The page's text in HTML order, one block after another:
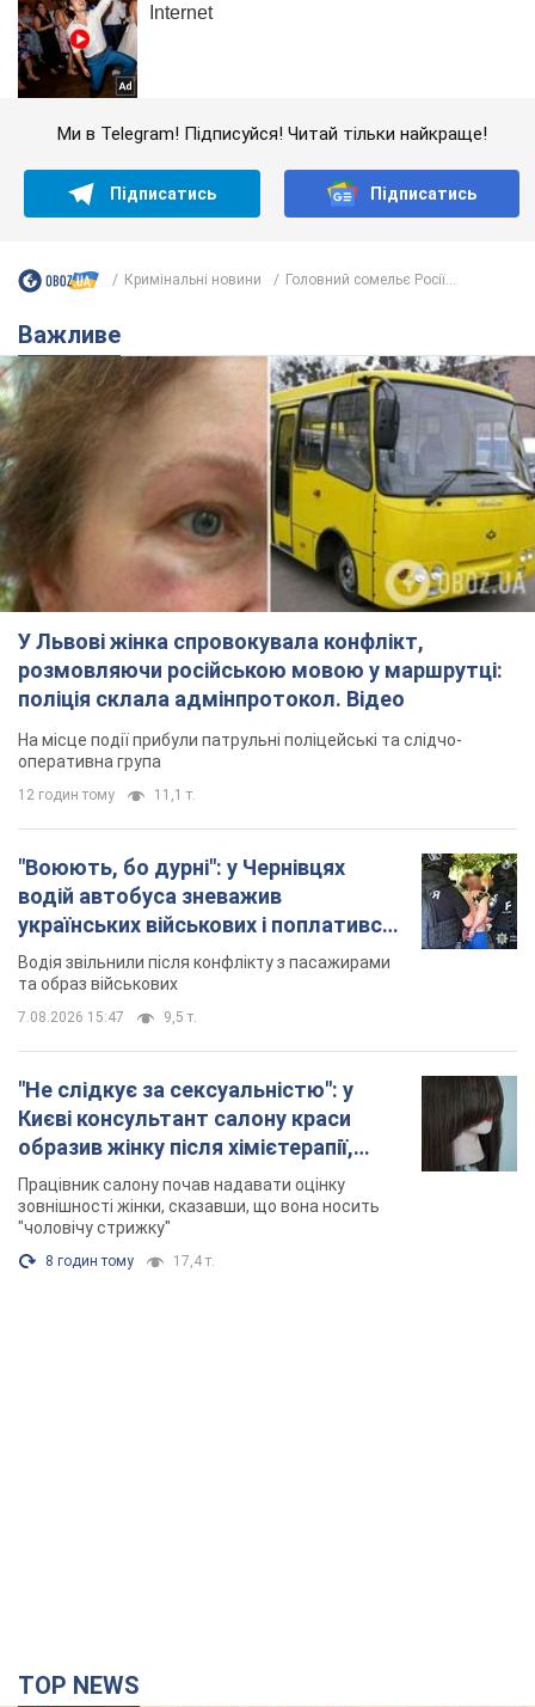
Ми в Telegram! Підписуйся! Читай тільки найкраще!
Підписатись Підписатись
Кримінальні новини Головний сомельє Росії...
Важливе
У Львові жінка спровокувала конфлікт,
розмовляючи російською мовою у маршрутці:
поліція склала адмінпротокол. Відео
На місце події прибули патрульні поліцейські та слідчо-
оперативна група
12 годин тому 11,1 т.
"Воюють, бо дурні": у Чернівцях
водій автобуса зневажив
українських військових і поплатився.
Відео
Водія звільнили після конфлікту з пасажирами
та образ військових
7.08.2026 15:47 9,5 т.
"Не слідкує за сексуальністю": у
Києві консультант салону краси
образив жінку після хімієтерапії,
розгорівся скандал. Фото
Працівник салону почав надавати оцінку
зовнішності жінки, сказавши, що вона носить
"чоловічу стрижку"
8 годин тому 17,4 т.
TOP NEWS